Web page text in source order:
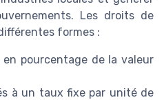
Les droits de
formes :
en pourcentage de la valeur
à un taux fixe par unité de